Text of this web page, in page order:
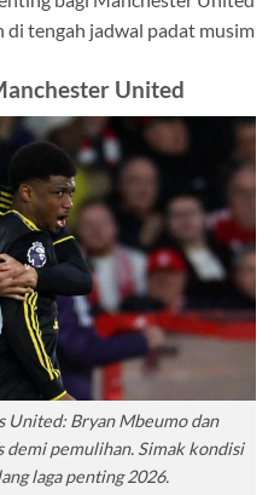
di tengah jadwal padat musim
United
United: Bryan Mbeumo dan
demi pemulihan. Simak kondisi
laga penting 2026.